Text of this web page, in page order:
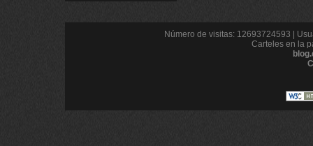
Número de visitas: 12693724593 |
Carteles en la